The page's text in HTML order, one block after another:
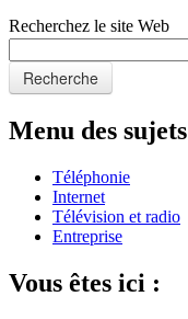
Recherchez le site Web
Recherche
Menu des sujets
Téléphonie
Internet
Télévision et radio
Entreprise
Vous êtes ici :